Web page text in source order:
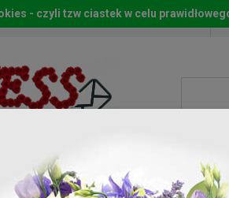
Kwiaty
- czyli tzw ciastek w celu